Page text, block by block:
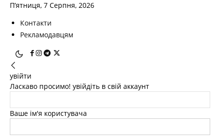
П’ятниця, 7 Серпня, 2026
Контакти
Рекламодавцям
увійти
Ласкаво просимо! увійдіть в свій аккаунт
Ваше ім'я користувача